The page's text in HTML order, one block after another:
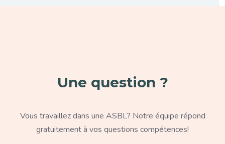
Une question ?
Vous travaillez dans une ASBL? Notre équipe répond
gratuitement à vos questions compétences!